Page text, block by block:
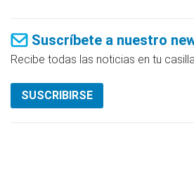
Suscríbete a nuestro
Recibe todas las noticias en tu
SUSCRIBIRSE